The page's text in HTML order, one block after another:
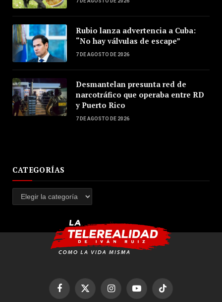
Rubio lanza advertencia a Cuba:
“No hay válvulas de escape”
7 DE AGOSTO DE 2026
Desmantelan presunta red de
narcotráfico que operaba entre RD
y Puerto Rico
7 DE AGOSTO DE 2026
CATEGORÍAS
Categorías
FacebookX
InstagramYouTubeTikTok